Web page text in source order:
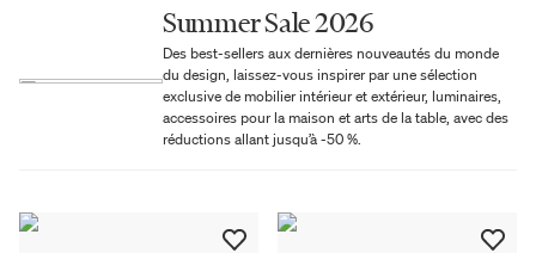
Summer Sale 2026
Des best-sellers aux dernières nouveautés du monde
du design, laissez-vous inspirer par une sélection
exclusive de mobilier intérieur et extérieur, luminaires,
accessoires pour la maison et arts de la table, avec des
réductions allant jusqu’à -50 %.